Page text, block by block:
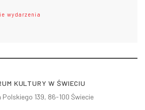
wydarzenia
KULTURY W ŚWIECIU
Polskiego 139, 86-100 Świecie